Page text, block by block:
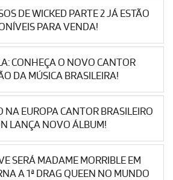
DE WICKED PARTE 2 JÁ ESTÃO
PARA VENDA!
CONHEÇA O NOVO CANTOR
DA MÚSICA BRASILEIRA!
NA EUROPA CANTOR BRASILEIRO
LANÇA NOVO ÁLBUM!
SERÁ MADAME MORRIBLE EM
A 1ª DRAG QUEEN NO MUNDO